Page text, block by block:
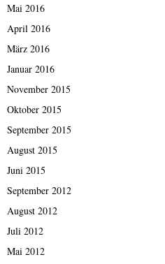
Mai 2016
April 2016
März 2016
Januar 2016
November 2015
Oktober 2015
September 2015
August 2015
Juni 2015
September 2012
August 2012
Juli 2012
Mai 2012